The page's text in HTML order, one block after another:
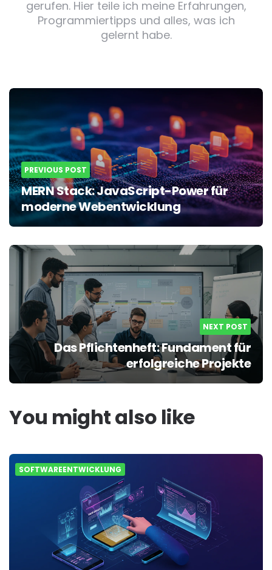
gerufen. Hier teile ich meine Erfahrungen,
Programmiertipps und alles, was ich
gelernt habe.
Post
navigation
PREVIOUS POST
MERN Stack: JavaScript-Power für
moderne Webentwicklung
NEXT POST
Das Pflichtenheft: Fundament für
erfolgreiche Projekte
You might also like
SOFTWAREENTWICKLUNG